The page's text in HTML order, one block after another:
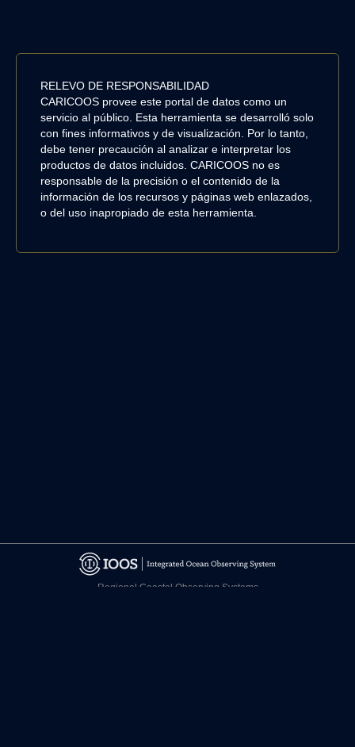
RELEVO DE RESPONSABILIDAD
CARICOOS provee este portal de datos como un
servicio al público. Esta herramienta se desarrolló solo
con fines informativos y de visualización. Por lo tanto,
debe tener precaución al analizar e interpretar los
productos de datos incluidos. CARICOOS no es
responsable de la precisión o el contenido de la
información de los recursos y páginas web enlazados,
o del uso inapropiado de esta herramienta.
Regional Coastal Observing Systems